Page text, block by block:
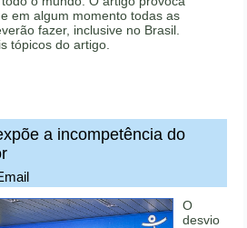
em algum momento todas as
fazer, inclusive no Brasil.
tópicos do artigo.
a incompetência do
O
desvio